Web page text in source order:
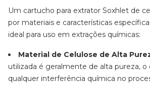
Um cartucho para extrator Soxhlet de
por materiais e características
ideal para uso em extrações químicas:
Material de Celulose de Alta
utilizada é geralmente de alta pureza,
qualquer interferência química no